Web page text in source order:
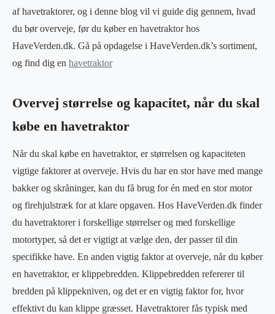
af havetraktorer, og i denne blog vil vi guide dig gennem, hvad
du bør overveje, før du køber en havetraktor hos
HaveVerden.dk. Gå på opdagelse i HaveVerden.dk’s sortiment,
og find dig en havetraktor
Overvej størrelse og kapacitet, når du skal
købe en havetraktor
Når du skal købe en havetraktor, er størrelsen og kapaciteten
vigtige faktorer at overveje. Hvis du har en stor have med mange
bakker og skråninger, kan du få brug for én med en stor motor
og firehjulstræk for at klare opgaven. Hos HaveVerden.dk finder
du havetraktorer i forskellige størrelser og med forskellige
motortyper, så det er vigtigt at vælge den, der passer til din
specifikke have. En anden vigtig faktor at overveje, når du køber
en havetraktor, er klippebredden. Klippebredden refererer til
bredden på klippekniven, og det er en vigtig faktor for, hvor
effektivt du kan klippe græsset. Havetraktorer fås typisk med